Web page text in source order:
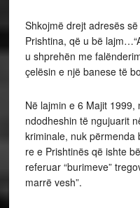
Shkojmë drejt adresës
Prishtina, që u bë
u shprehën me
çelësin e një banese të
Në lajmin e 6 Majit
ndodheshin të ngujuarit
kriminale, nuk përmenda
re e Prishtinës që ishte
referuar “burimeve”
marrë vesh”.